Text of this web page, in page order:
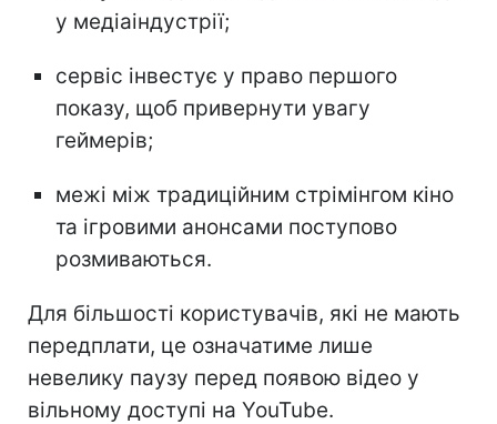
у медіаіндустрії;
сервіс інвестує у право першого
показу, щоб привернути увагу
геймерів;
межі між традиційним стрімінгом кіно
та ігровими анонсами поступово
розмиваються.
Для більшості користувачів, які не мають
передплати, це означатиме лише
невелику паузу перед появою відео у
вільному доступі на YouTube.